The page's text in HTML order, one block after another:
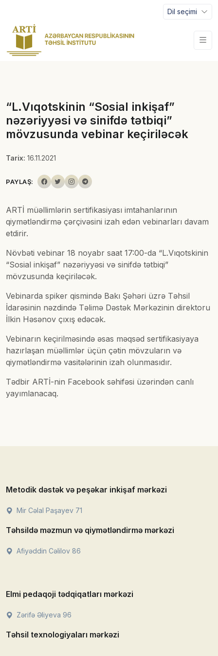
Dil seçimi
“L.Vıqotskinin “Sosial inkişaf”
nəzəriyyəsi və sinifdə tətbiqi”
mövzusunda vebinar keçiriləcək
Tarix: 16.11.2021
PAYLAŞ:
ARTİ müəllimlərin sertifikasiyası imtahanlarının
qiymətləndirmə çərçivəsini izah edən vebinarları davam
etdirir.
Növbəti vebinar 18 noyabr saat 17:00-da “L.Vıqotskinin
“Sosial inkişaf” nəzəriyyəsi və sinifdə tətbiqi”
mövzusunda keçiriləcək.
Vebinarda spiker qismində Bakı Şəhəri üzrə Təhsil
İdarəsinin nəzdində Təlimə Dəstək Mərkəzinin direktoru
İlkin Həsənov çıxış edəcək.
Vebinarın keçirilməsində əsas məqsəd sertifikasiyaya
hazırlaşan müəllimlər üçün çətin mövzuların və
qiymətləndirmə vasitələrinin izah olunmasıdır.
Tədbir ARTİ-nin Facebook səhifəsi üzərindən canlı
yayımlanacaq.
Metodik dəstək və peşəkar inkişaf mərkəzi
Mir Cəlal Paşayev 71
Təhsildə məzmun və qiymətləndirmə mərkəzi
Afiyəddin Cəlilov 86
Elmi pedaqoji tədqiqatları mərkəzi
Zərifə Əliyeva 96
Təhsil texnologiyaları mərkəzi